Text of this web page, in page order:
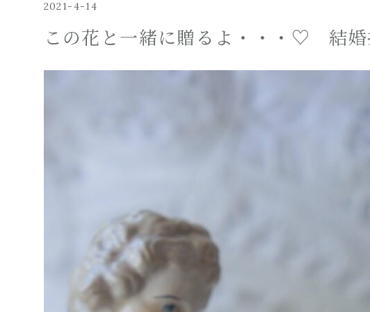
2021-4-14
この花と一緒に贈るよ・・・♡ 結